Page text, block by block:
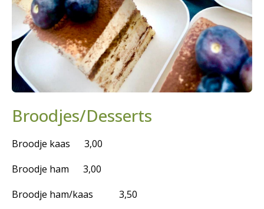
Broodjes/Desserts
Broodje kaas 3,00
Broodje ham 3,00
Broodje ham/kaas 3,50